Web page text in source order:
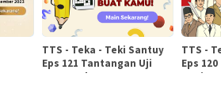
TTS - Teka - Teki Santuy
Eps 121 Tantangan Uji
Pengetahuan
TTS -
Eps